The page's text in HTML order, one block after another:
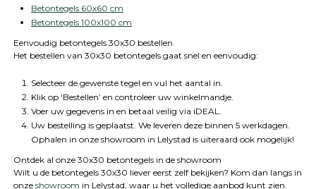
Betontegels 60x60 cm
Betontegels 100x100 cm
Eenvoudig betontegels 30x30 bestellen
Het bestellen van 30x30 betontegels gaat snel en eenvoudig:
Selecteer de gewenste tegel en vul het aantal in.
Klik op ‘Bestellen’ en controleer uw winkelmandje.
Voer uw gegevens in en betaal veilig via iDEAL.
Uw bestelling is geplaatst. We leveren deze binnen 5 werkdagen.
Ophalen in onze showroom in Lelystad is uiteraard ook mogelijk!
Ontdek al onze 30x30 betontegels in de showroom
Wilt u de betontegels 30x30 liever eerst zelf bekijken? Kom dan langs in
onze showroom in Lelystad, waar u het volledige aanbod kunt zien.